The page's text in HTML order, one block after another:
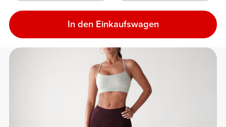
In den Einkaufswagen